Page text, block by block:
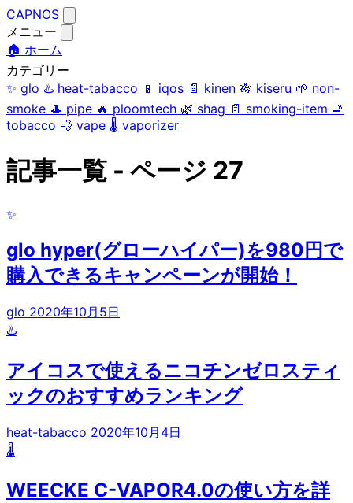
CAPNOS
メニュー
🏠 ホーム
カテゴリー
✨ glo ♨️ heat-tabacco 📱 iqos 📄 kinen 🎋 kiseru 🌱 non-
smoke 🎩 pipe 🔥 ploomtech 🌿 shag 📄 smoking-item 🚬
tobacco 💨 vape 🌡️ vaporizer
記事一覧 - ページ 27
✨
glo hyper(グローハイパー)を980円で
購入できるキャンペーンが開始！
glo 2020年10月5日
♨️
アイコスで使えるニコチンゼロスティ
ックのおすすめランキング
heat-tabacco 2020年10月4日
🌡️
WEECKE C-VAPOR4.0の使い方を詳